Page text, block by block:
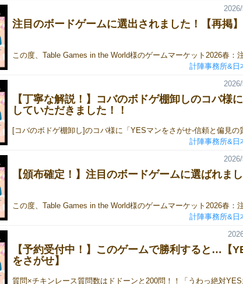
注目のボードゲームに選出されました！【再掲】
計陣事務所&日
【丁寧な解説！】コバのボドゲ棚卸しのコバ様
していただきました！！
計陣事務所&日
【頒布確定！】注目のボードゲームに選ばれまし
計陣事務所&日
【予約受付中！】このゲームで勝利すると…【
をさがせ】